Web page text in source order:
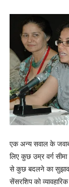
एक अन्‍य सवाल के
लिए कुछ उम्र वर्ग
से कुछ बदलने का सुझाव
सेंसरशिप को